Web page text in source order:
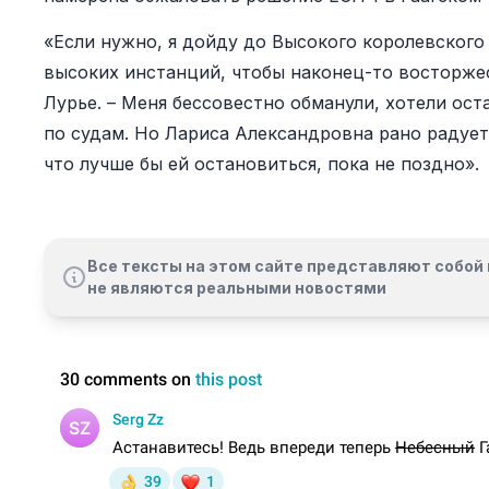
«Если нужно, я дойду до Высокого
высоких инстанций, чтобы наконец-то
Лурье. – Меня бессовестно обманули, хотели
по судам. Но Лариса Александровна рано
что лучше бы ей остановиться, пока не поздно».
Все тексты на этом сайте представляют
не являются реальными новостями